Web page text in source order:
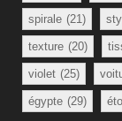
spirale (21)
texture (20)
violet (25)
égypte (29)